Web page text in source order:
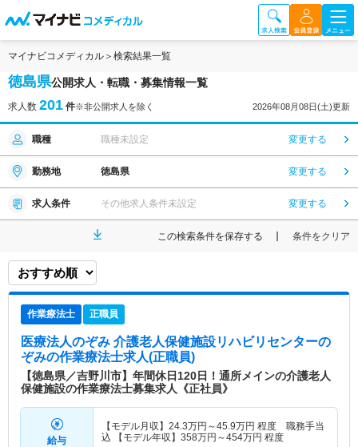
マイナビコメディカル 検索結果一覧
徳島県公開求人・転職・募集情報一覧
求人数 201 件※非公開求人を除く 2026年08月08日(土)更新
職種 職種未設定 変更する
勤務地 徳島県 変更する
求人条件 その他求人条件未設定 変更する
この検索条件を保存する 条件をクリア
作業療法士 正職員
医療法人のぞみ 介護老人保健施設リハビリセンターの
ぞみの作業療法士求人(正職員)
【徳島県／吉野川市】年間休日120日！通所メインの介護老人
保健施設の作業療法士募集求人《正社員》
給与
【モデル月収】 24.3万円～45.9万円 程度 職務手当
込 【モデル年収】 358万円～454万円 程度